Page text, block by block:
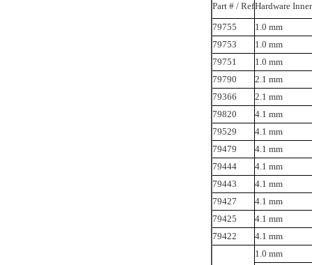
Part # / RefHardware
79755
1.0 mm
79753
1.0 mm
79751
1.0 mm
79790
2.1 mm
79366
2.1 mm
79820
4.1 mm
79529
4.1 mm
79479
4.1 mm
79444
4.1 mm
79443
4.1 mm
79427
4.1 mm
79425
4.1 mm
79422
4.1 mm
1.0 mm